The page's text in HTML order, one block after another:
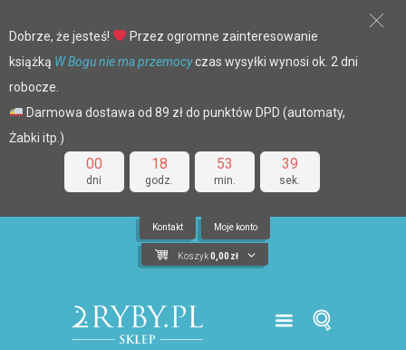
00
dni
18
godz.
53
min.
38
sek.
Dobrze, że jesteś!
Przez ogromne zainteresowanie
książką W Bogu nie ma przemocyczas wysyłki wynosi ok. 2 dni
robocze.
Darmowa dostawa od 89 zł do punktów DPD (automaty,
Żabki itp.)
Kontakt Moje konto
Koszyk 0,00 zł